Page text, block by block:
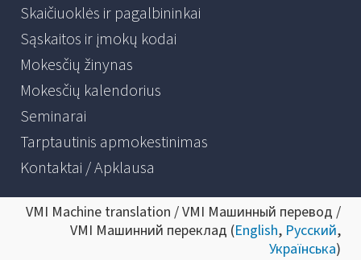
Skaičiuoklės ir pagalbininkai
Sąskaitos ir įmokų kodai
Mokesčių žinynas
Mokesčių kalendorius
Seminarai
Tarptautinis apmokestinimas
Kontaktai / Apklausa
VMI Machine translation / VMI Машинный перевод /
VMI Машинний переклад (English, Русский,
Українська)